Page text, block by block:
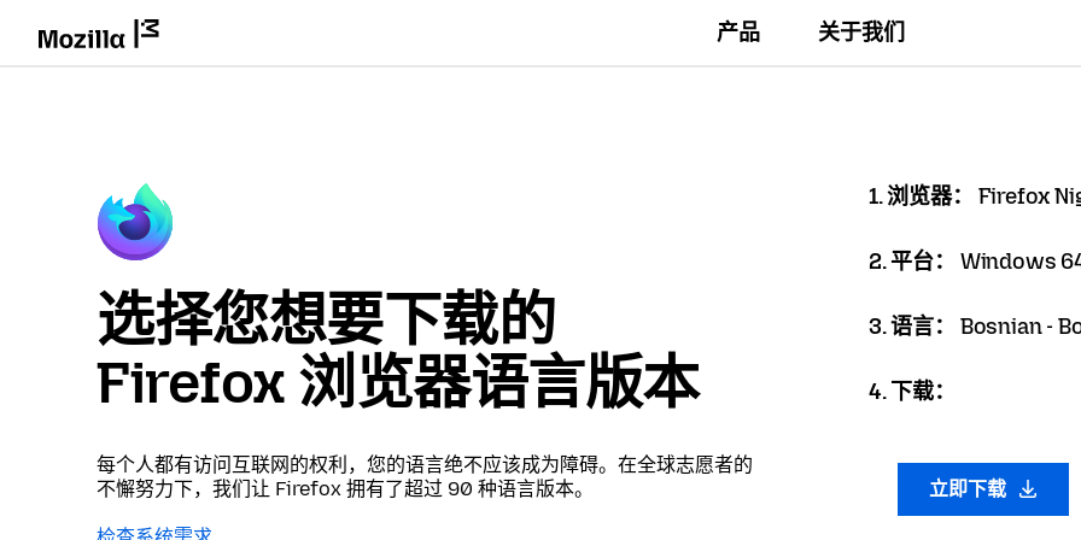
产品 关于我们
选择您想要下载的
Firefox 浏览器语言版本
每个人都有访问互联网的权利，您的语言绝不应该成为障碍。在全球志愿者的
不懈努力下，我们让 Firefox 拥有了超过 90 种语言版本。
1. 浏览器： Firefox
2. 平台： Windows
3. 语言： Bosnian -
4. 下载：
立即下载